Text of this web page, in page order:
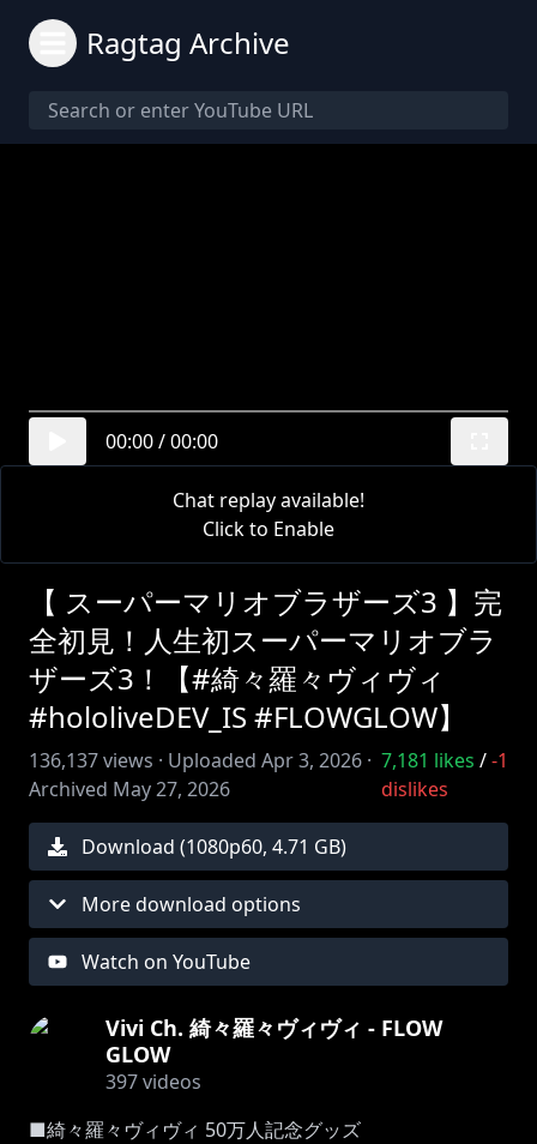
Ragtag Archive
00:00/00:00
Chat replay available!
Click to Enable
【 スーパーマリオブラザーズ3 】完
全初見！人生初スーパーマリオブラ
ザーズ3！【#綺々羅々ヴィヴィ
#hololiveDEV_IS #FLOWGLOW】
136,137views · Uploaded Apr 3, 2026 ·
Archived May 27, 2026
7,181 likes / -1
dislikes
Download (1080p60, 4.71 GB)
More download options
Watch on YouTube
Vivi Ch. 綺々羅々ヴィヴィ - FLOW
GLOW
397videos
■綺々羅々ヴィヴィ 50万人記念グッズ